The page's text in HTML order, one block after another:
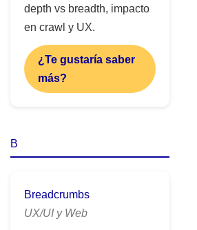
depth vs breadth, impacto
en crawl y UX.
¿Te gustaría saber
más?
B
Breadcrumbs
UX/UI y Web